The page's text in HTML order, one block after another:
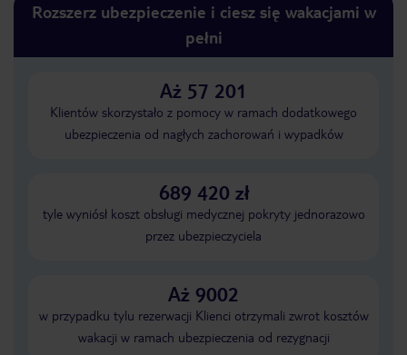
Rozszerz ubezpieczenie i ciesz się wakacjami w
pełni
Aż 57 201
Klientów skorzystało z pomocy w ramach dodatkowego
ubezpieczenia od nagłych zachorowań i wypadków
689 420 zł
tyle wyniósł koszt obsługi medycznej pokryty jednorazowo
przez ubezpieczyciela
Aż 9002
w przypadku tylu rezerwacji Klienci otrzymali zwrot kosztów
wakacji w ramach ubezpieczenia od rezygnacji